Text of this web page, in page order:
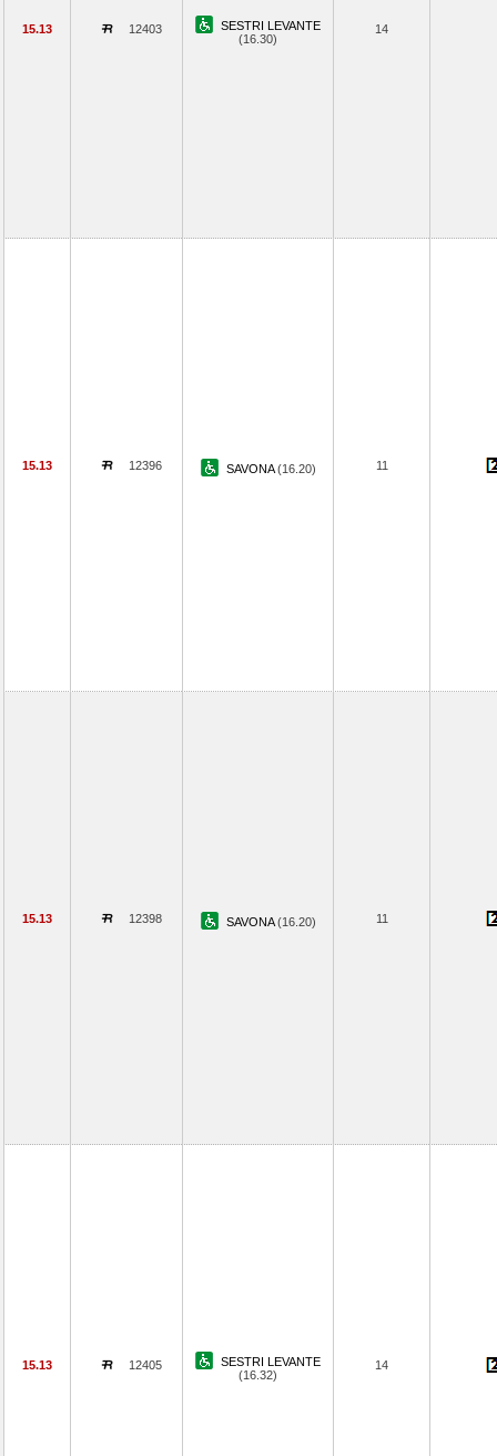
15.13 12403
SESTRI LEVANTE
(16.30)
14
15.13 12396 SAVONA(16.20) 11
15.13 12398 SAVONA(16.20) 11
15.13 12405
SESTRI LEVANTE
(16.32)
14